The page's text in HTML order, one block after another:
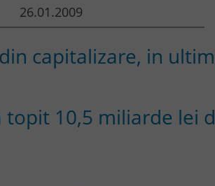
26.01.2009
capitalizare, in
10,5 miliarde lei